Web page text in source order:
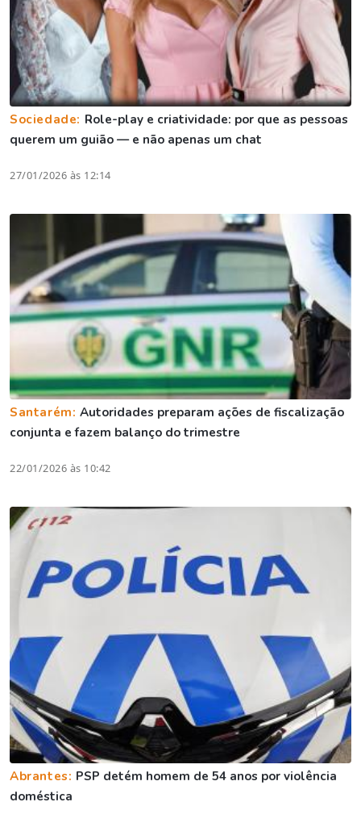
Sociedade: Role-play e criatividade: por que as pessoas
querem um guião — e não apenas um chat
27/01/2026 às 12:14
Santarém:Autoridades preparam ações de fiscalização
conjunta e fazem balanço do trimestre
22/01/2026 às 10:42
Abrantes: PSP detém homem de 54 anos por violência
doméstica